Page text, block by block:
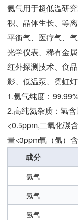
氦气用于超低温研
积、晶体生长、等
平衡气、医疗气、
光学仪表、稀有金
红外探测技术、食
影、低温泵、霓虹
1.氦气纯度：
2.高纯氦杂质：氢
<0.5ppm,二氧化碳
量<3ppm氧（氩）
成分
氦气
氖气
氢气